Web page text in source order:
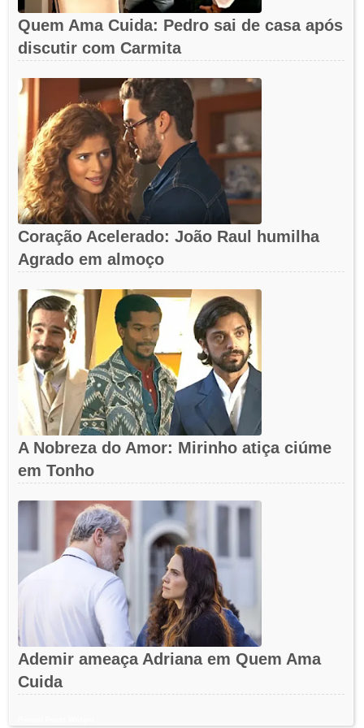
Quem Ama Cuida: Pedro sai de casa após
discutir com Carmita
Coração Acelerado: João Raul humilha
Agrado em almoço
A Nobreza do Amor: Mirinho atiça ciúme
em Tonho
Ademir ameaça Adriana em Quem Ama
Cuida